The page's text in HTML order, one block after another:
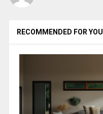
RECOMMENDED FOR YOU